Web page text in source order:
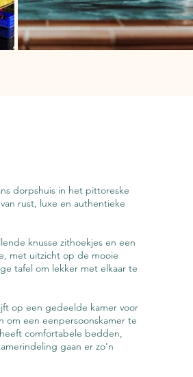
dorpshuis in het pittoreske
rust, luxe en authentieke
knusse zithoekjes en een
met uitzicht op de mooie
tafel om lekker met elkaar te
op een gedeelde kamer voor
om een eenpersoonskamer te
comfortabele bedden,
gaan er zo'n